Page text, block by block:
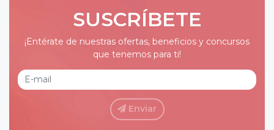
SUSCRÍBETE
¡Entérate de nuestras ofertas, beneficios y concursos
que tenemos para ti!
Enviar